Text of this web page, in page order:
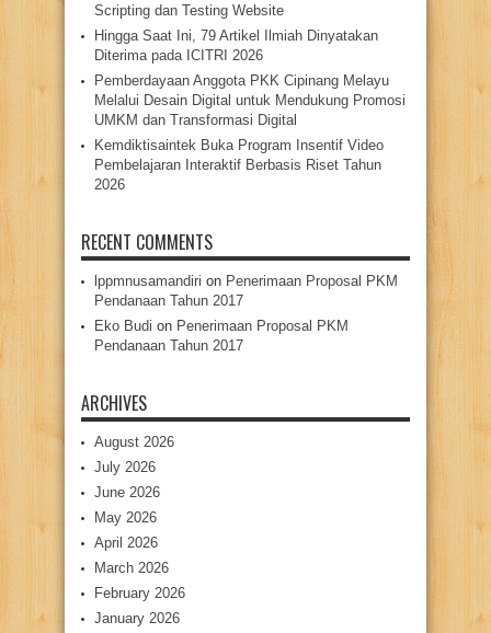
Scripting dan Testing Website
Hingga Saat Ini, 79 Artikel Ilmiah Dinyatakan
Diterima pada ICITRI 2026
Pemberdayaan Anggota PKK Cipinang Melayu
Melalui Desain Digital untuk Mendukung Promosi
UMKM dan Transformasi Digital
Kemdiktisaintek Buka Program Insentif Video
Pembelajaran Interaktif Berbasis Riset Tahun
2026
RECENT COMMENTS
lppmnusamandiri on Penerimaan Proposal PKM
Pendanaan Tahun 2017
Eko Budi on Penerimaan Proposal PKM
Pendanaan Tahun 2017
ARCHIVES
August 2026
July 2026
June 2026
May 2026
April 2026
March 2026
February 2026
January 2026